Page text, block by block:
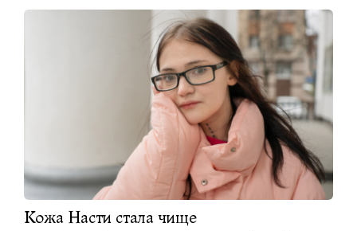
Кожа Насти стала чище